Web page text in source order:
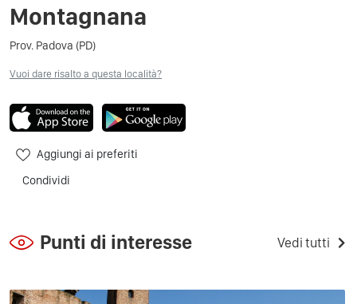
Montagnana
Prov. Padova (PD)
Vuoi dare risalto a questa località?
Aggiungi ai preferiti
Condividi
Punti di interesse Vedi tutti